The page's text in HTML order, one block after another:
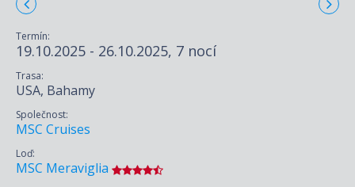
Termín:
19.10.2025 - 26.10.2025, 7 nocí
Trasa:
USA, Bahamy
Společnost:
MSC Cruises
Loď:
MSC Meraviglia